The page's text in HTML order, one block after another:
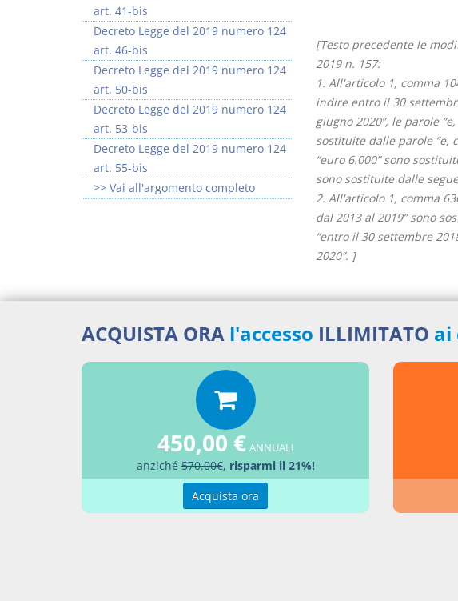
[Testo precedente le
2019 n. 157:
1. All'articolo 1, comma
indire entro il 30
giugno 2020”, le parole
sostituite dalle parole “e,
“euro 6.000” sono
sono sostituite dalle
2. All'articolo 1, comma
dal 2013 al 2019” sono
“entro il 30 settembre
2020”. ]
Documenti collegati
Decreto Legge del 2019
art. 41-bis
Decreto Legge del 2019 numero 124
art. 46-bis
Decreto Legge del 2019 numero 124
art. 50-bis
Decreto Legge del 2019 numero 124
art. 53-bis
Decreto Legge del 2019 numero 124
art. 55-bis
>> Vai all'argomento completo
ACQUISTA ORA l'accesso ILLIMITATO ai
450,00 € ANNUALI
anziché570.00€, risparmi il 21%!
Acquista ora